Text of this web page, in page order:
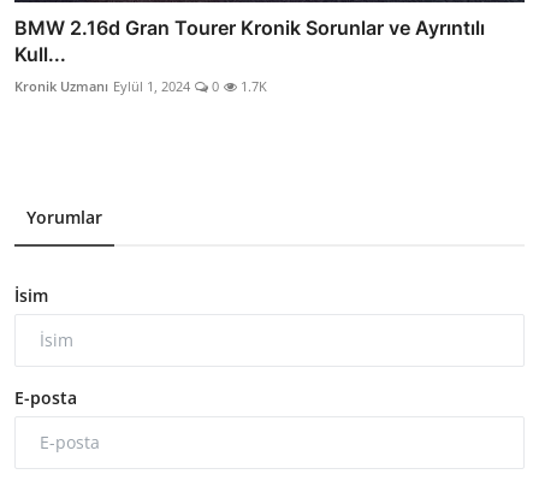
BMW 2.16d Gran Tourer Kronik Sorunlar ve Ayrıntılı
Kull...
Kronik Uzmanı Eylül 1, 2024 0 1.7K
Yorumlar
İsim
E-posta